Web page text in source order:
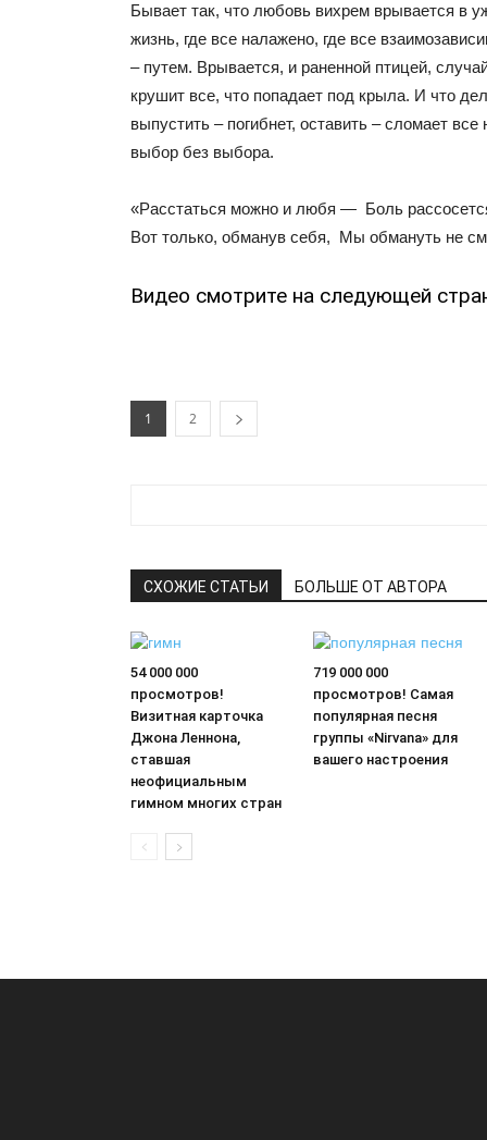
Бывает так, что любовь вихрем врывается в
жизнь, где все налажено, где все
– путем. Врывается, и раненной птицей,
крушит все, что попадает под крыла. И что
выпустить – погибнет, оставить – сломает все
выбор без выбора.
«Расстаться можно и любя — Боль
Вот только, обманув себя, Мы обмануть не
Видео смотрите на следующей
1 2
СХОЖИЕ СТАТЬИ БОЛЬШЕ ОТ АВТОРА
54 000 000
просмотров!
Визитная карточка
Джона Леннона,
ставшая
неофициальным
гимном многих стран
719 000 000
просмотров! Самая
популярная песня
группы «Nirvana» для
вашего настроения